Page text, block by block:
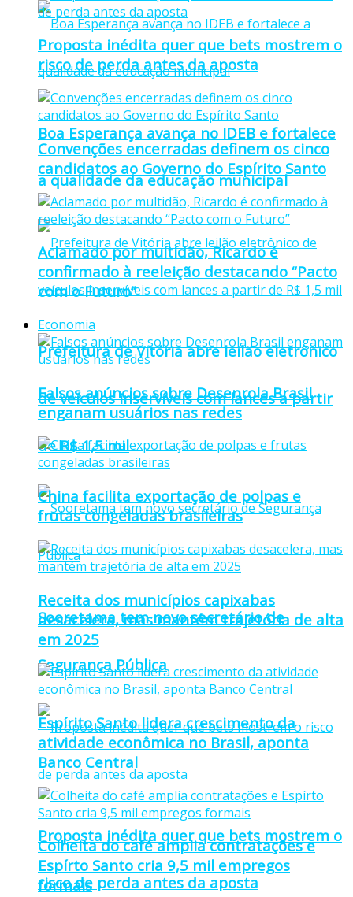
Boa Esperança avança no IDEB e fortalece
a qualidade da educação municipal
Prefeitura de Vitória abre leilão eletrônico
de veículos inservíveis com lances a partir
de R$ 1,5 mil
Sooretama tem novo secretário de
Segurança Pública
Proposta inédita quer que bets mostrem o
risco de perda antes da aposta
Proposta inédita quer que bets mostrem o
risco de perda antes da aposta
Convenções encerradas definem os cinco
candidatos ao Governo do Espírito Santo
Aclamado por multidão, Ricardo é
confirmado à reeleição destacando “Pacto
com o Futuro”
Economia
Falsos anúncios sobre Desenrola Brasil
enganam usuários nas redes
China facilita exportação de polpas e
frutas congeladas brasileiras
Receita dos municípios capixabas
desacelera, mas mantém trajetória de alta
em 2025
Espírito Santo lidera crescimento da
atividade econômica no Brasil, aponta
Banco Central
Colheita do café amplia contratações e
Espírto Santo cria 9,5 mil empregos
formais